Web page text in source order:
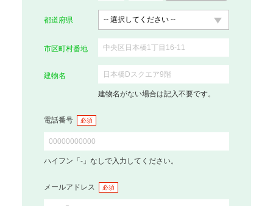
都道府県
市区町村番地
建物名
建物名がない場合は記入不要です。
電話番号 必須
ハイフン「-」なしで入力してください。
メールアドレス 必須